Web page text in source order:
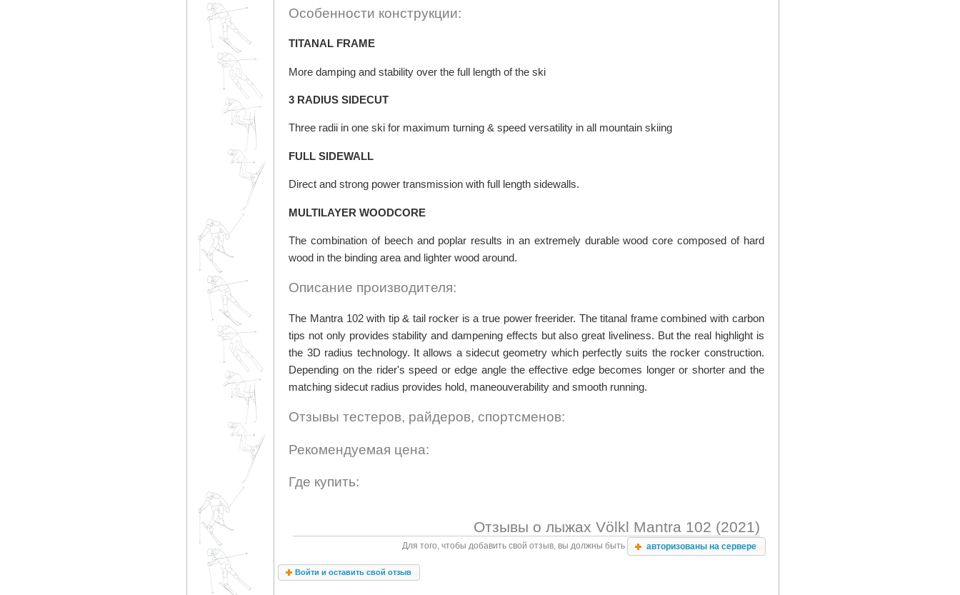
Особенности конструкции:
TITANAL FRAME
More damping and stability over the full length of the ski
3 RADIUS SIDECUT
Three radii in one ski for maximum turning & speed versatility in all mountain skiing
FULL SIDEWALL
Direct and strong power transmission with full length sidewalls.
MULTILAYER WOODCORE
The combination of beech and poplar results in an extremely durable wood core composed of hard
wood in the binding area and lighter wood around.
Описание производителя:
The Mantra 102 with tip & tail rocker is a true power freerider. The titanal frame combined with carbon
tips not only provides stability and dampening effects but also great liveliness. But the real highlight is
the 3D radius technology. It allows a sidecut geometry which perfectly suits the rocker construction.
Depending on the rider's speed or edge angle the effective edge becomes longer or shorter and the
matching sidecut radius provides hold, maneouverability and smooth running.
Отзывы тестеров, райдеров, спортсменов:
Рекомендуемая цена:
Где купить:
Отзывы о лыжах Völkl Mantra 102 (2021)
Для того, чтобы добавить свой отзыв, вы должны быть авторизованы на сервере
Войти и оставить свой отзыв